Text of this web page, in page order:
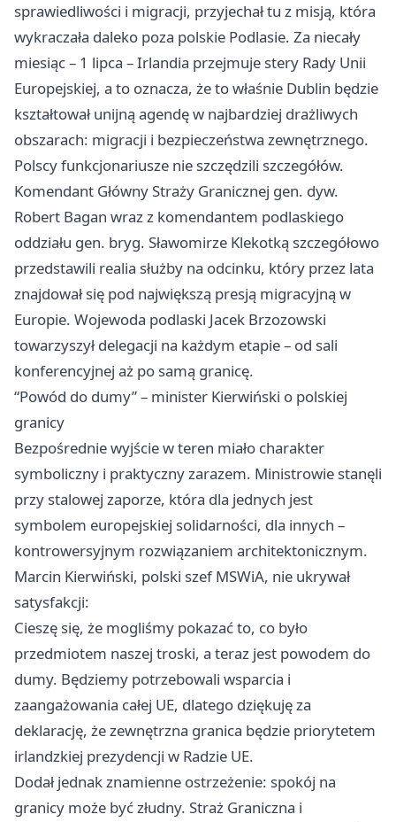
sprawiedliwości i migracji, przyjechał tu z misją, która
wykraczała daleko poza polskie Podlasie. Za niecały
miesiąc – 1 lipca – Irlandia przejmuje stery Rady Unii
Europejskiej, a to oznacza, że to właśnie Dublin będzie
kształtował unijną agendę w najbardziej drażliwych
obszarach: migracji i bezpieczeństwa zewnętrznego.
Polscy funkcjonariusze nie szczędzili szczegółów.
Komendant Główny Straży Granicznej gen. dyw.
Robert Bagan wraz z komendantem podlaskiego
oddziału gen. bryg. Sławomirze Klekotką szczegółowo
przedstawili realia służby na odcinku, który przez lata
znajdował się pod największą presją migracyjną w
Europie. Wojewoda podlaski Jacek Brzozowski
towarzyszył delegacji na każdym etapie – od sali
konferencyjnej aż po samą granicę.
“Powód do dumy” – minister Kierwiński o polskiej
granicy
Bezpośrednie wyjście w teren miało charakter
symboliczny i praktyczny zarazem. Ministrowie stanęli
przy stalowej zaporze, która dla jednych jest
symbolem europejskiej solidarności, dla innych –
kontrowersyjnym rozwiązaniem architektonicznym.
Marcin Kierwiński, polski szef MSWiA, nie ukrywał
satysfakcji:
Cieszę się, że mogliśmy pokazać to, co było
przedmiotem naszej troski, a teraz jest powodem do
dumy. Będziemy potrzebowali wsparcia i
zaangażowania całej UE, dlatego dziękuję za
deklarację, że zewnętrzna granica będzie priorytetem
irlandzkiej prezydencji w Radzie UE.
Dodał jednak znamienne ostrzeżenie: spokój na
granicy może być złudny. Straż Graniczna i